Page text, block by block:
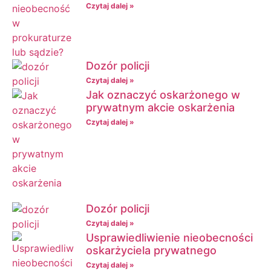
Czytaj dalej »
Dozór policji
Czytaj dalej »
Jak oznaczyć oskarżonego w
prywatnym akcie oskarżenia
Czytaj dalej »
Dozór policji
Czytaj dalej »
Usprawiedliwienie nieobecności
oskarżyciela prywatnego
Czytaj dalej »